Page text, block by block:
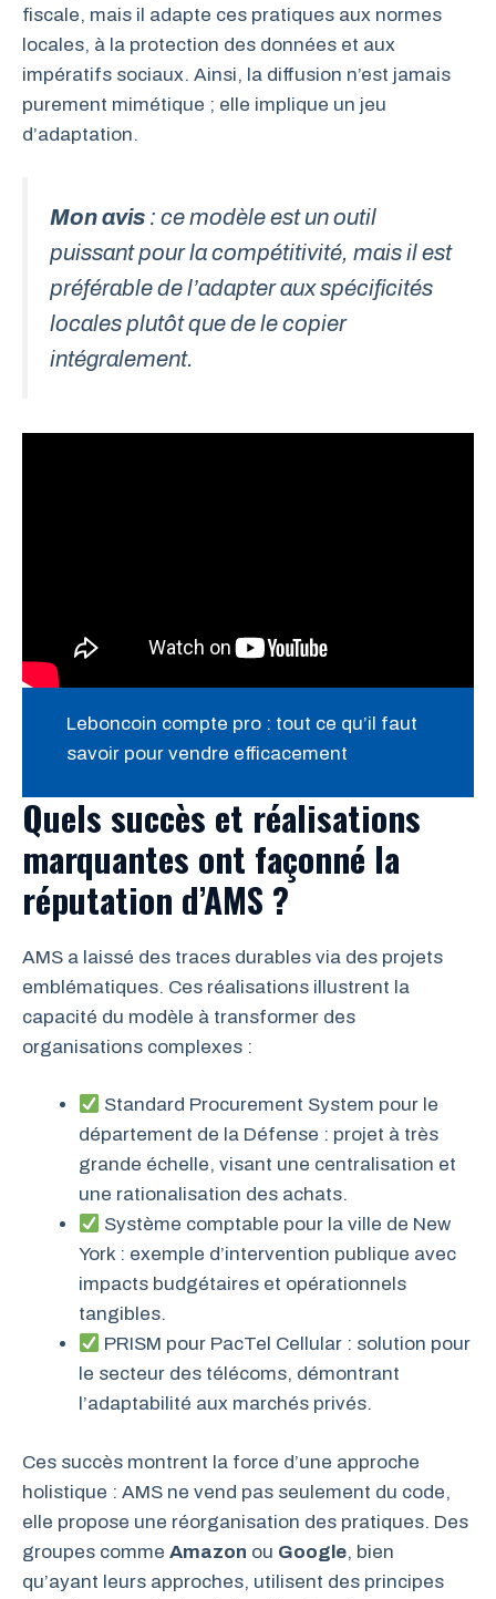
fiscale, mais il adapte ces pratiques aux normes
locales, à la protection des données et aux
impératifs sociaux. Ainsi, la diffusion n’est jamais
purement mimétique ; elle implique un jeu
d’adaptation.
Mon avis : ce modèle est un outil
puissant pour la compétitivité, mais il est
préférable de l’adapter aux spécificités
locales plutôt que de le copier
intégralement.
Leboncoin compte pro : tout ce qu’il faut
savoir pour vendre efficacement
Quels succès et réalisations
marquantes ont façonné la
réputation d’AMS ?
AMS a laissé des traces durables via des projets
emblématiques. Ces réalisations illustrent la
capacité du modèle à transformer des
organisations complexes :
Standard Procurement System pour le
département de la Défense : projet à très
grande échelle, visant une centralisation et
une rationalisation des achats.
Système comptable pour la ville de New
York : exemple d’intervention publique avec
impacts budgétaires et opérationnels
tangibles.
PRISM pour PacTel Cellular : solution pour
le secteur des télécoms, démontrant
l’adaptabilité aux marchés privés.
Ces succès montrent la force d’une approche
holistique : AMS ne vend pas seulement du code,
elle propose une réorganisation des pratiques. Des
groupes comme Amazon ou Google, bien
qu’ayant leurs approches, utilisent des principes